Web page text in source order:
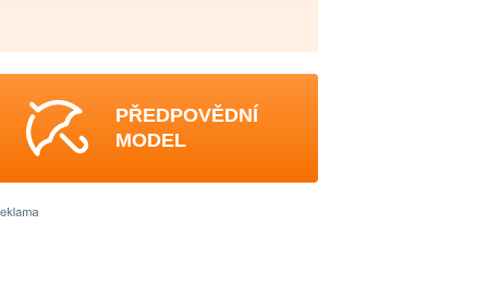
PŘEDPOVĚDNÍ
MODEL